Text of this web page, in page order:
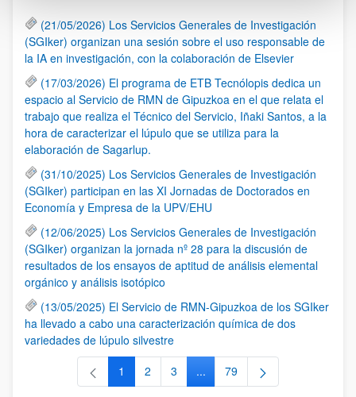
(21/05/2026) Los Servicios Generales de Investigación
(SGIker) organizan una sesión sobre el uso responsable de
la IA en investigación, con la colaboración de Elsevier
(17/03/2026) El programa de ETB Tecnólopis dedica un
espacio al Servicio de RMN de Gipuzkoa en el que relata el
trabajo que realiza el Técnico del Servicio, Iñaki Santos, a la
hora de caracterizar el lúpulo que se utiliza para la
elaboración de Sagarlup.
(31/10/2025) Los Servicios Generales de Investigación
(SGIker) participan en las XI Jornadas de Doctorados en
Economía y Empresa de la UPV/EHU
(12/06/2025) Los Servicios Generales de Investigación
(SGIker) organizan la jornada nº 28 para la discusión de
resultados de los ensayos de aptitud de análisis elemental
orgánico y análisis isotópico
(13/05/2025) El Servicio de RMN-Gipuzkoa de los SGIker
ha llevado a cabo una caracterización química de dos
variedades de lúpulo silvestre
Página
1 Página
2 Página
3 ...Páginas intermedias Use TAB
Página
79